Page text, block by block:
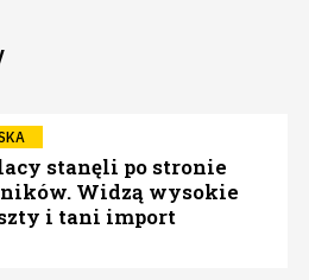
stanęli po stronie
Widzą wysokie
i tani import